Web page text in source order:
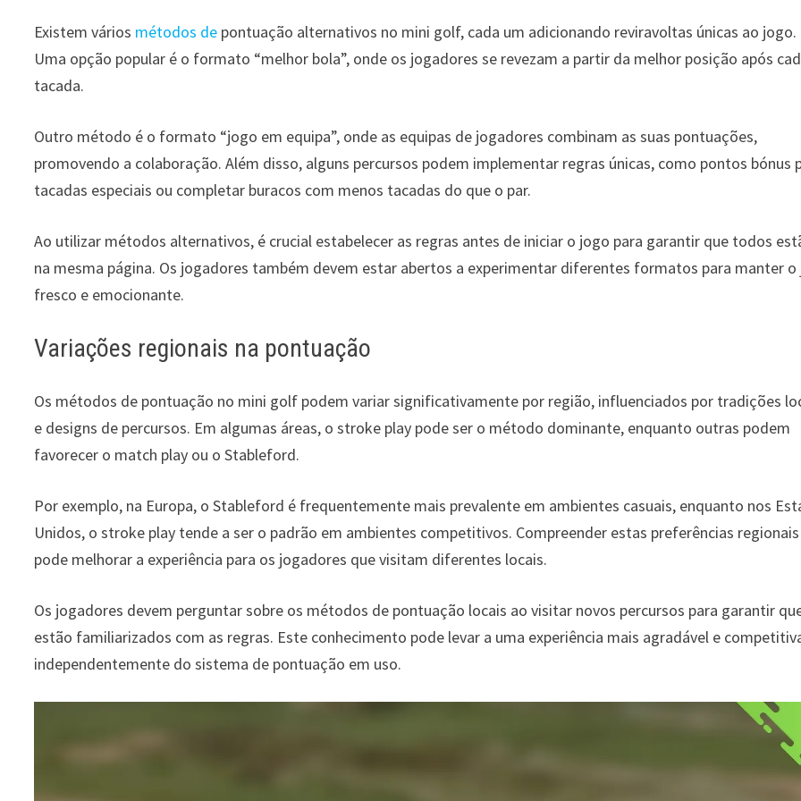
Existem vários métodos de pontuação alternativos no mini golf, cada um adicionando reviravoltas únicas ao jogo.
Uma opção popular é o formato “melhor bola”, onde os jogadores se revezam a partir da melhor posição após
tacada.
Outro método é o formato “jogo em equipa”, onde as equipas de jogadores combinam as suas pontuações,
promovendo a colaboração. Além disso, alguns percursos podem implementar regras únicas, como pontos bónus
tacadas especiais ou completar buracos com menos tacadas do que o par.
Ao utilizar métodos alternativos, é crucial estabelecer as regras antes de iniciar o jogo para garantir que todos
na mesma página. Os jogadores também devem estar abertos a experimentar diferentes formatos para manter o
fresco e emocionante.
Variações regionais na pontuação
Os métodos de pontuação no mini golf podem variar significativamente por região, influenciados por tradições
e designs de percursos. Em algumas áreas, o stroke play pode ser o método dominante, enquanto outras podem
favorecer o match play ou o Stableford.
Por exemplo, na Europa, o Stableford é frequentemente mais prevalente em ambientes casuais, enquanto nos
Unidos, o stroke play tende a ser o padrão em ambientes competitivos. Compreender estas preferências regionais
pode melhorar a experiência para os jogadores que visitam diferentes locais.
Os jogadores devem perguntar sobre os métodos de pontuação locais ao visitar novos percursos para garantir
estão familiarizados com as regras. Este conhecimento pode levar a uma experiência mais agradável e
independentemente do sistema de pontuação em uso.